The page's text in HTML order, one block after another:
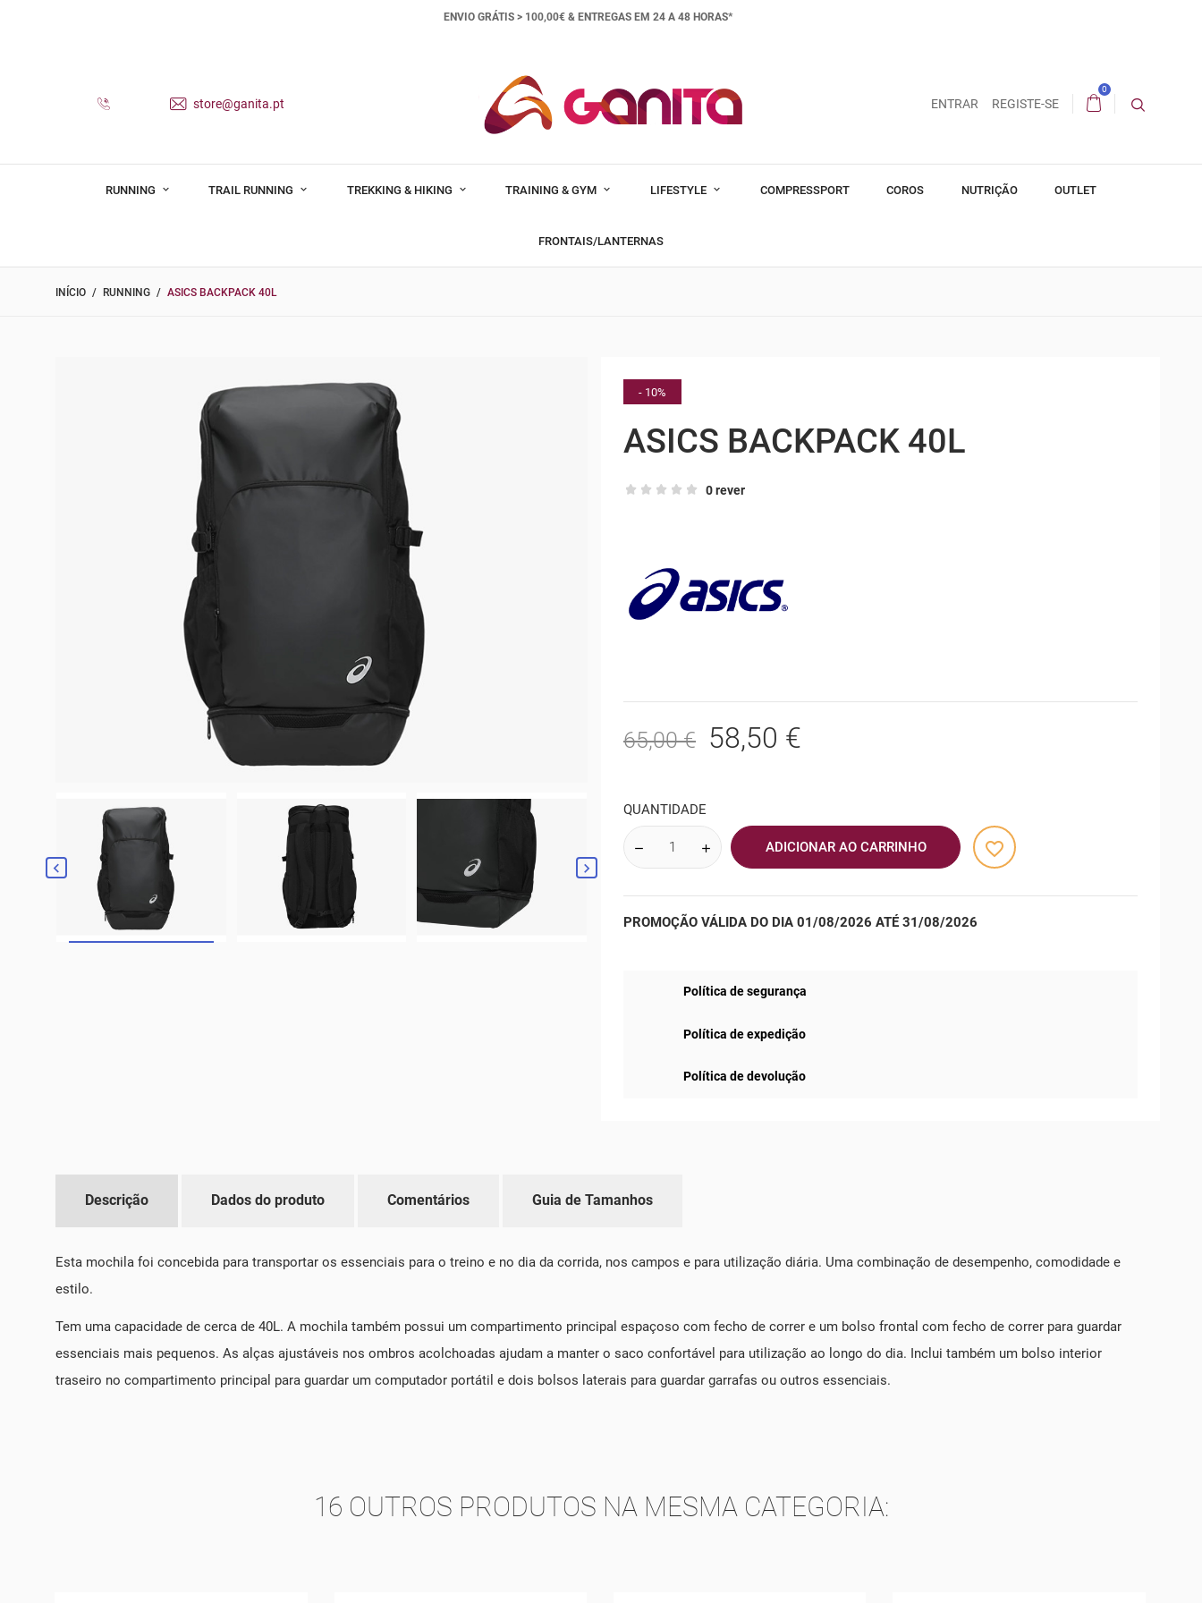
ENVIO GRÁTIS > 100,00€ & ENTREGAS EM 24 A 48 HORAS*
store@ganita.pt ENTRAR REGISTE-SE
0
RUNNING TRAIL RUNNING TREKKING & HIKING TRAINING & GYM LIFESTYLE COMPRESSPORT COROS NUTRIÇÃO OUTLET
FRONTAIS/LANTERNAS
INÍCIO RUNNING ASICS BACKPACK 40L
 
- 10%
ASICS BACKPACK 40L
0 rever
65,00 € 58,50 €
QUANTIDADE
ADICIONAR AO CARRINHO favorite_border
PROMOÇÃO VÁLIDA DO DIA 01/08/2026 ATÉ 31/08/2026
Política de segurança
Política de expedição
Política de devolução
Descrição Dados do produto Comentários Guia de Tamanhos
Esta mochila foi concebida para transportar os essenciais para o treino e no dia da corrida, nos campos e para utilização diária. Uma combinação de desempenho, comodidade e
estilo.
Tem uma capacidade de cerca de 40L. A mochila também possui um compartimento principal espaçoso com fecho de correr e um bolso frontal com fecho de correr para guardar
essenciais mais pequenos. As alças ajustáveis nos ombros acolchoadas ajudam a manter o saco confortável para utilização ao longo do dia. Inclui também um bolso interior
traseiro no compartimento principal para guardar um computador portátil e dois bolsos laterais para guardar garrafas ou outros essenciais.
16 OUTROS PRODUTOS NA MESMA CATEGORIA: